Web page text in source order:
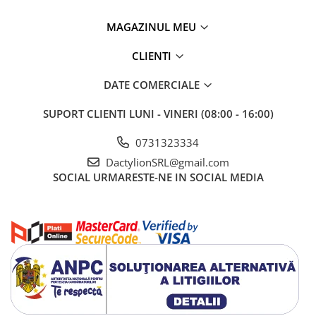
Nu mai pierdeti din nou cheileMAGAZINUL MEU
CLIENTI
DATE COMERCIALE
SUPORT CLIENTI LUNI - VINERI (08:00 - 16:00)
0731323334
DactylionSRL@gmail.com
SOCIAL URMARESTE-NE IN SOCIAL MEDIA